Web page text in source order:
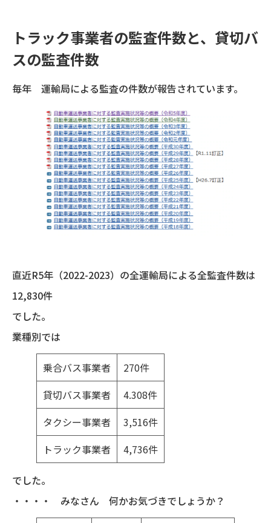
トラック事業者の監査件数と、貸切バ
スの監査件数
毎年 運輸局による監査の件数が報告されています。
直近R5年（2022-2023）の全運輸局による全監査件数は
12,830件
でした。
業種別では
乗合バス事業者
270件
貸切バス事業者
4.308件
タクシー事業者
3,516件
トラック事業者
4,736件
でした。
・・・・ みなさん 何かお気づきでしょうか？